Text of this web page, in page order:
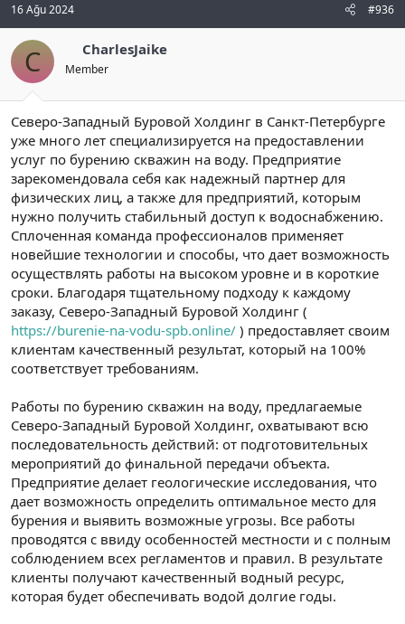
16 Ağu 2024 #936
C CharlesJaike
Member
Северо-Западный Буровой Холдинг в Санкт-Петербурге
уже много лет специализируется на предоставлении
услуг по бурению скважин на воду. Предприятие
зарекомендовала себя как надежный партнер для
физических лиц, а также для предприятий, которым
нужно получить стабильный доступ к водоснабжению.
Сплоченная команда профессионалов применяет
новейшие технологии и способы, что дает возможность
осуществлять работы на высоком уровне и в короткие
сроки. Благодаря тщательному подходу к каждому
заказу, Северо-Западный Буровой Холдинг (
https://burenie-na-vodu-spb.online/ ) предоставляет своим
клиентам качественный результат, который на 100%
соответствует требованиям.
Работы по бурению скважин на воду, предлагаемые
Северо-Западный Буровой Холдинг, охватывают всю
последовательность действий: от подготовительных
мероприятий до финальной передачи объекта.
Предприятие делает геологические исследования, что
дает возможность определить оптимальное место для
бурения и выявить возможные угрозы. Все работы
проводятся с ввиду особенностей местности и с полным
соблюдением всех регламентов и правил. В результате
клиенты получают качественный водный ресурс,
которая будет обеспечивать водой долгие годы.